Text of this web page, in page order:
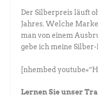
Der Silberpreis läuft
Jahres. Welche
man von einem
gebe ich meine Silber-
[nhembed
Lernen Sie unser